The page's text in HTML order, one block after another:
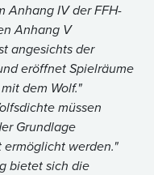
Anhang IV der FFH-
Anhang V
angesichts der
eröffnet Spielräume
dem Wolf."
müssen
Grundlage
werden."
bietet sich die